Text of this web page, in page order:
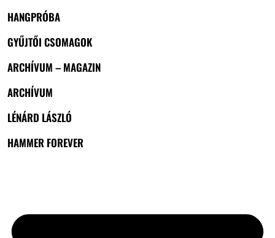
HANGPRÓBA
GYŰJTŐI CSOMAGOK
ARCHÍVUM – MAGAZIN
ARCHÍVUM
LÉNÁRD LÁSZLÓ
HAMMER FOREVER